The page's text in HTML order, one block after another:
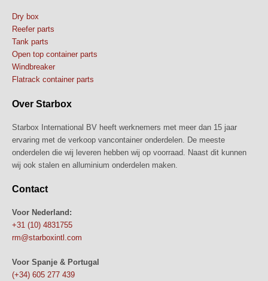
Dry box
Reefer parts
Tank parts
Open top container parts
Windbreaker
Flatrack container parts
Over Starbox
Starbox International BV heeft werknemers met meer dan 15 jaar
ervaring met de verkoop vancontainer onderdelen. De meeste
onderdelen die wij leveren hebben wij op voorraad. Naast dit kunnen
wij ook stalen en alluminium onderdelen maken.
Contact
Voor Nederland:
+31 (10) 4831755
rm@starboxintl.com
Voor Spanje & Portugal
(+34) 605 277 439